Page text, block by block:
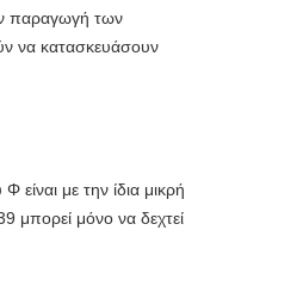
παραγωγή των
να κατασκευάσουν
είναι με την ίδια μικρή
μπορεί μόνο να δεχτεί